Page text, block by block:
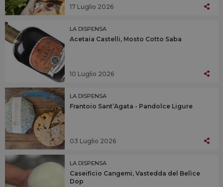
17 Luglio 2026
LA DISPENSA
Acetaia Castelli, Mosto Cotto Saba
10 Luglio 2026
LA DISPENSA
Frantoio Sant’Agata - Pandolce Ligure
03 Luglio 2026
LA DISPENSA
Caseificio Cangemi, Vastedda del Belìce
Dop